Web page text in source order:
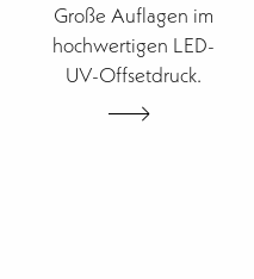
Große Auflagen im
hochwertigen LED-
UV-Offsetdruck.